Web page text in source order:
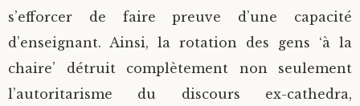
s’efforcer de faire preuve d’une capacité
d’enseignant. Ainsi, la rotation des gens ‘à la
chaire’ détruit complètement non seulement
l’autoritarisme du discours ex-cathedra,